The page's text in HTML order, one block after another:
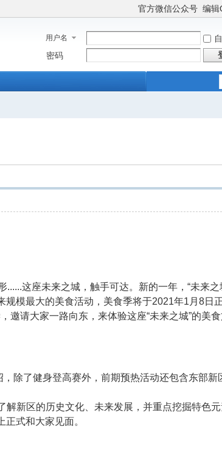
官方微信公众号 编辑
用户名
密码
这座未来之城，触手可达。新的一年，“未来之
规模最大的美食活动，美食季将于2021年1月8日
请大家一路向东，来体验这座“未来之城”的美食
除了健身登高赛外，前期预热活动还包含东部新
新区的历史文化、未来发展，并重点挖掘特色
式和大家见面。